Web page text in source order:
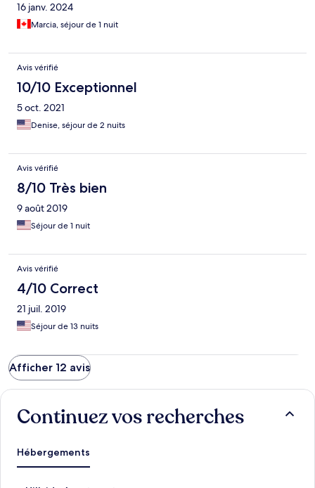
16 janv. 2024
Marcia, séjour de 1 nuit
Avis vérifié
10/10 Exceptionnel
5 oct. 2021
Denise, séjour de 2 nuits
Avis vérifié
8/10 Très bien
9 août 2019
Séjour de 1 nuit
Avis vérifié
4/10 Correct
21 juil. 2019
Séjour de 13 nuits
Afficher 12 avis
Continuez vos recherches
Hébergements